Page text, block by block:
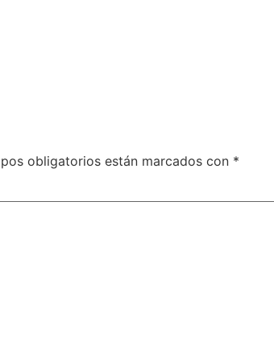
obligatorios están marcados con *